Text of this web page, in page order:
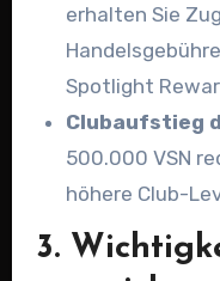
erhalten Sie
Spotlight
Clubaufstieg
500.000 VSN
höhere Club-
3.